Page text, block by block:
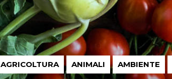
AGRICOLTURA ANIMALI AMBIENTE